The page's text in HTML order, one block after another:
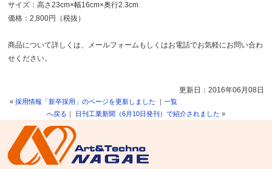
サイズ：高さ23cm×幅16cm×奥行2.3cm
価格：2,800円（税抜）
商品について詳しくは、メールフォームもしくはお電話でお気軽にお問い合わ
せください。
更新日：2016年06月08日
« 採用情報「新卒採用」のページを更新しました ｜ 一覧
へ戻る ｜ 日刊工業新聞（6月10日発刊）で紹介されました »